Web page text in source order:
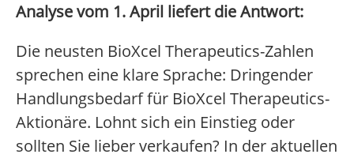
Analyse vom 1. April liefert die Antwort:
Die neusten BioXcel Therapeutics-Zahlen
sprechen eine klare Sprache: Dringender
Handlungsbedarf für BioXcel Therapeutics-
Aktionäre. Lohnt sich ein Einstieg oder
sollten Sie lieber verkaufen? In der aktuellen